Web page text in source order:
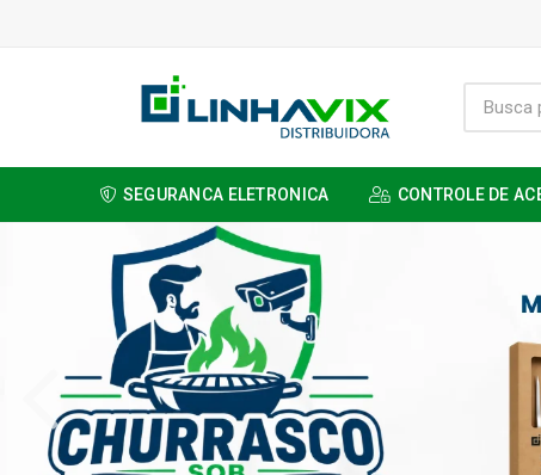
SEGURANCA ELETRONICA CONTROLE DE